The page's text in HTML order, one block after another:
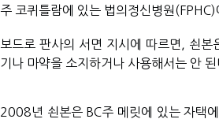
주 코퀴틀람에 있는 법의정신병원
보드로 판사의 서면 지시에 따르면, 쇤
기나 마약을 소지하거나 사용해서는 안
2008년 쇤본은 BC주 메릿에 있는 자택